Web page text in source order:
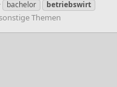
bachelor
betriebswirt
Themen